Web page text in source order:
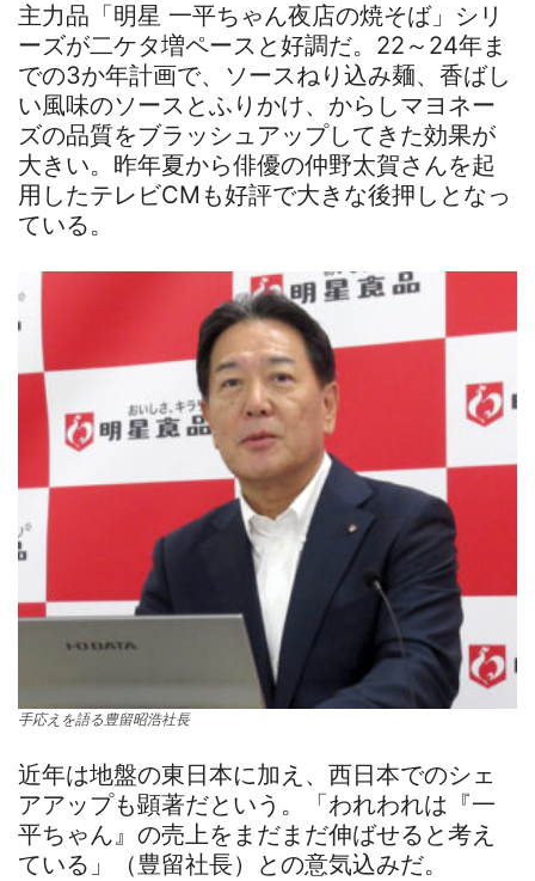
主力品「明星 一平ちゃん夜店の焼そば」シリ
ーズが二ケタ増ペースと好調だ。22～24年ま
での3か年計画で、ソースねり込み麺、香ばし
い風味のソースとふりかけ、からしマヨネー
ズの品質をブラッシュアップしてきた効果が
大きい。昨年夏から俳優の仲野太賀さんを起
用したテレビCMも好評で大きな後押しとなっ
ている。
手応えを語る豊留昭浩社長
近年は地盤の東日本に加え、西日本でのシェ
アアップも顕著だという。「われわれは『一
平ちゃん』の売上をまだまだ伸ばせると考え
ている」（豊留社長）との意気込みだ。